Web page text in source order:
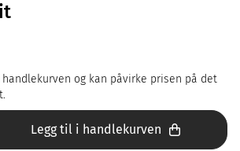
og kan påvirke prisen på det
Legg til i handlekurven